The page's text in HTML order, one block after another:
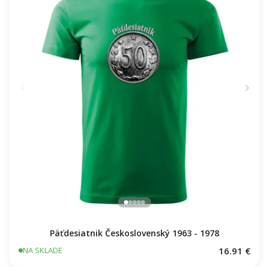
Päťdesiatnik Československý 1963 - 1978
NA SKLADE 16.91 €